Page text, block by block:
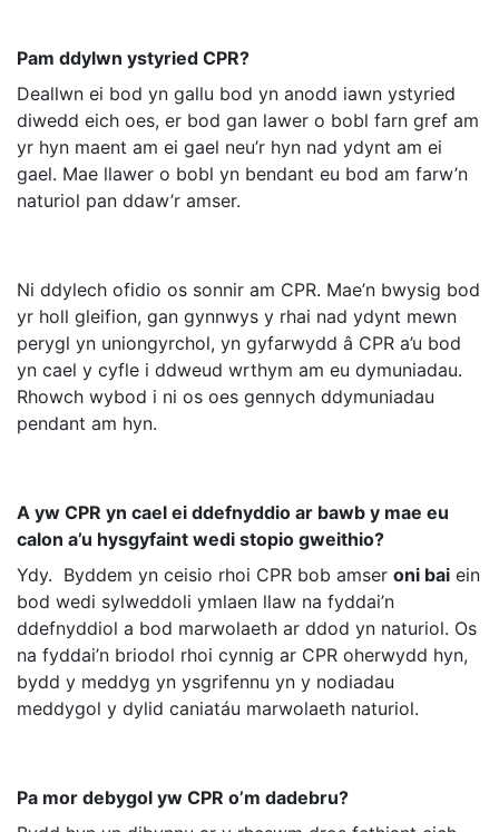
Pam ddylwn ystyried CPR?
Deallwn ei bod yn gallu bod yn anodd iawn ystyried
diwedd eich oes, er bod gan lawer o bobl farn gref am
yr hyn maent am ei gael neu’r hyn nad ydynt am ei
gael. Mae llawer o bobl yn bendant eu bod am farw’n
naturiol pan ddaw’r amser.
Ni ddylech ofidio os sonnir am CPR. Mae’n bwysig bod
yr holl gleifion, gan gynnwys y rhai nad ydynt mewn
perygl yn uniongyrchol, yn gyfarwydd â CPR a’u bod
yn cael y cyfle i ddweud wrthym am eu dymuniadau.
Rhowch wybod i ni os oes gennych ddymuniadau
pendant am hyn.
A yw CPR yn cael ei ddefnyddio ar bawb y mae eu
calon a’u hysgyfaint wedi stopio gweithio?
Ydy. Byddem yn ceisio rhoi CPR bob amser oni bai ein
bod wedi sylweddoli ymlaen llaw na fyddai’n
ddefnyddiol a bod marwolaeth ar ddod yn naturiol. Os
na fyddai’n briodol rhoi cynnig ar CPR oherwydd hyn,
bydd y meddyg yn ysgrifennu yn y nodiadau
meddygol y dylid caniatáu marwolaeth naturiol.
Pa mor debygol yw CPR o’m dadebru?